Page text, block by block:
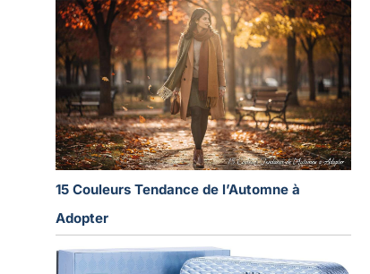
15 Couleurs Tendance de l’Automne à
Adopter